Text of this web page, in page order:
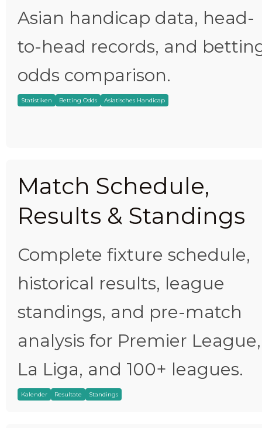
Asian handicap data, head-
to-head records, and
odds comparison.
Statistiken Betting Odds Asiatisches Handicap
Match Schedule,
Results & Standings
Complete fixture schedule,
historical results, league
standings, and pre-match
analysis for Premier League,
La Liga, and 100+ leagues.
Kalender Resultate Standings